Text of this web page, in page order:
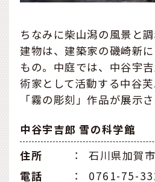
ちなみに柴山潟の風景と
建物は、建築家の磯崎新
もの。中庭では、中谷宇
術家として活動する中谷
「霧の彫刻」作品が展示さ
中谷宇吉郎 雪の科学館
住所
：
石川県加賀
電話
：
0761-75-